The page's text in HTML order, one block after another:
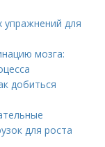
упражнений для
мозга:
добиться
для роста